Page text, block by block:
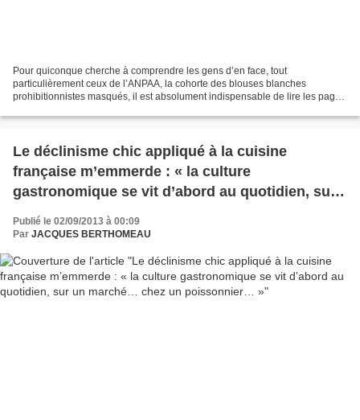
Pour quiconque cherche à comprendre les gens d’en face, tout
particulièrement ceux de l’ANPAA, la cohorte des blouses blanches
prohibitionnistes masqués, il est absolument indispensable de lire les pages
Le déclinisme chic appliqué à la cuisine
française m’emmerde : « la culture
gastronomique se vit d’abord au quotidien, sur
Publié le 02/09/2013 à 00:09
Par JACQUES BERTHOMEAU